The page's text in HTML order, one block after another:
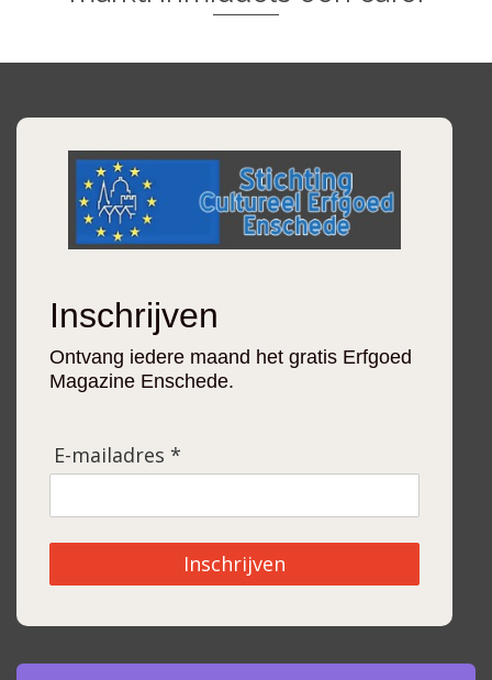
Inschrijven
Ontvang iedere maand het gratis Erfgoed
Magazine Enschede.
E-mailadres *
Inschrijven